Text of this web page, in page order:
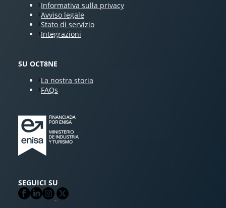
Informativa sulla privacy
Avviso legale
Stato di servizio
Integrazioni
SU OCT8NE
La nostra storia
FAQs
SEGUICI SU